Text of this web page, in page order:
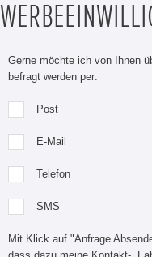
Gerne möchte ich von Ihnen
befragt werden per:
Post
E-Mail
Telefon
SMS
Mit Klick auf "Anfrage